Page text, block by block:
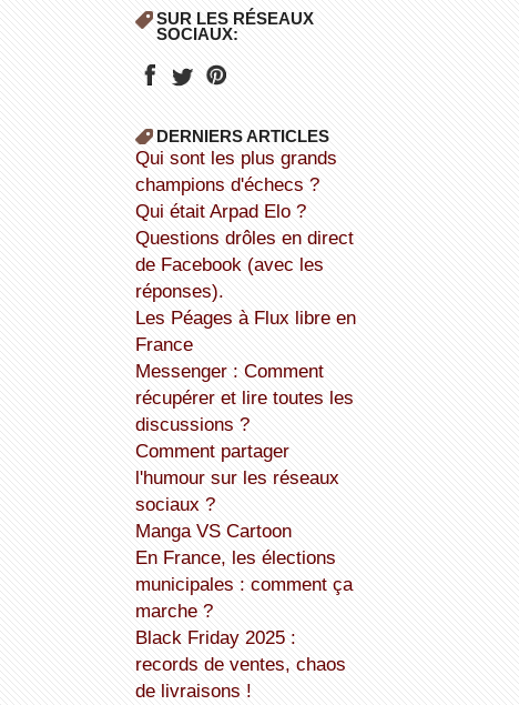
SUR LES RÉSEAUX
SOCIAUX:
DERNIERS ARTICLES
Qui sont les plus grands
champions d'échecs ?
Qui était Arpad Elo ?
Questions drôles en direct
de Facebook (avec les
réponses).
Les Péages à Flux libre en
France
Messenger : Comment
récupérer et lire toutes les
discussions ?
Comment partager
l'humour sur les réseaux
sociaux ?
Manga VS Cartoon
En France, les élections
municipales : comment ça
marche ?
Black Friday 2025 :
records de ventes, chaos
de livraisons !